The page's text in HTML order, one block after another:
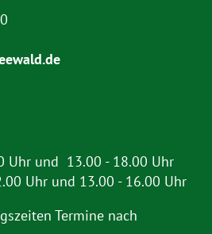
Uhr und 13.00 - 18.00 Uhr
Uhr und 13.00 - 16.00 Uhr
Termine nach